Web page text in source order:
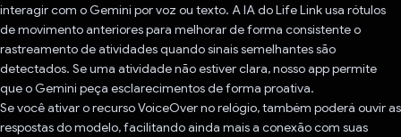
interagir com o Gemini por voz ou texto. A IA do Life Link usa rótulos
de movimento anteriores para melhorar de forma consistente o
rastreamento de atividades quando sinais semelhantes são
detectados. Se uma atividade não estiver clara, nosso app permite
que o Gemini peça esclarecimentos de forma proativa.
Se você ativar o recurso VoiceOver no relógio, também poderá ouvir as
respostas do modelo, facilitando ainda mais a conexão com suas